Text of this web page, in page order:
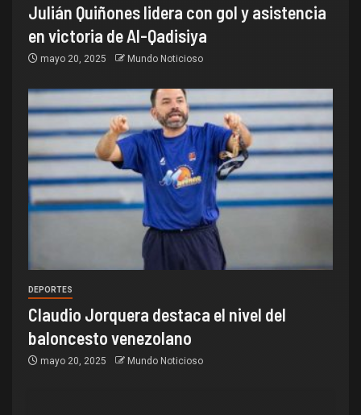
Julián Quiñones lidera con gol y asistencia
en victoria de Al-Qadisiya
mayo 20, 2025 Mundo Noticioso
DEPORTES
Claudio Jorquera destaca el nivel del
baloncesto venezolano
mayo 20, 2025 Mundo Noticioso